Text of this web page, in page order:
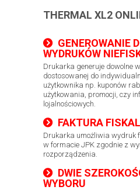
THERMAL XL2
GENEROWANIE
WYDRUKÓW
Drukarka generuje dowolne
dostosowanej do
użytkownika np. kuponów
użytkowania, promocji, czy
lojalnościowych.
FAKTURA
Drukarka umożliwia wydruk
w formacie JPK zgodnie z
rozporządzenia.
DWIE
WYBORU